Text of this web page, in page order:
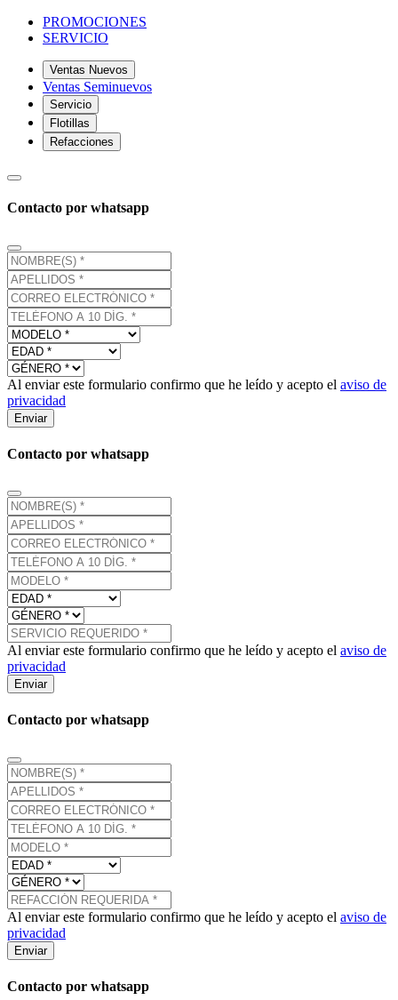
PROMOCIONES
SERVICIO
Ventas Nuevos
Ventas Seminuevos
Servicio
Flotillas
Refacciones
Contacto por whatsapp
Al enviar este formulario confirmo que he leído y acepto el aviso de
privacidad
Enviar
Contacto por whatsapp
Al enviar este formulario confirmo que he leído y acepto el aviso de
privacidad
Enviar
Contacto por whatsapp
Al enviar este formulario confirmo que he leído y acepto el aviso de
privacidad
Enviar
Contacto por whatsapp